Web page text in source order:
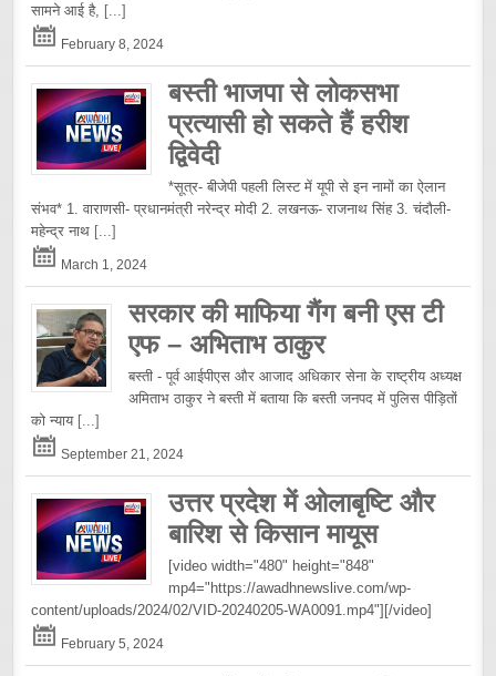
सामने आई है, [...]
February 8, 2024
बस्ती भाजपा से लोकसभा
प्रत्यासी हो सकते हैं हरीश
द्विवेदी
*सूत्र- बीजेपी पहली लिस्ट में यूपी से इन नामों का ऐलान
संभव* 1. वाराणसी- प्रधानमंत्री नरेन्द्र मोदी 2. लखनऊ- राजनाथ सिंह 3. चंदौली-
महेन्द्र नाथ [...]
March 1, 2024
सरकार की माफिया गैंग बनी एस टी
एफ – अभिताभ ठाकुर
बस्ती - पूर्व आईपीएस और आजाद अधिकार सेना के राष्ट्रीय अध्यक्ष
अमिताभ ठाकुर ने बस्ती में बताया कि बस्ती जनपद में पुलिस पीड़ितों
को न्याय [...]
September 21, 2024
उत्तर प्रदेश में ओलाबृष्टि और
बारिश से किसान मायूस
[video width="480" height="848"
mp4="https://awadhnewslive.com/wp-
content/uploads/2024/02/VID-20240205-WA0091.mp4"][/video]
February 5, 2024